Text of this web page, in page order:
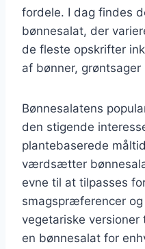
fordele. I dag findes
bønnesalat, der
de fleste opskrifter
af bønner,
Bønnesalatens
den stigende
plantebaserede
værdsætter
evne til at tilpasses
smagspræferencer
vegetariske
en bønnesalat for